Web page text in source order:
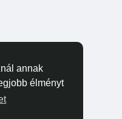
annak
élményt